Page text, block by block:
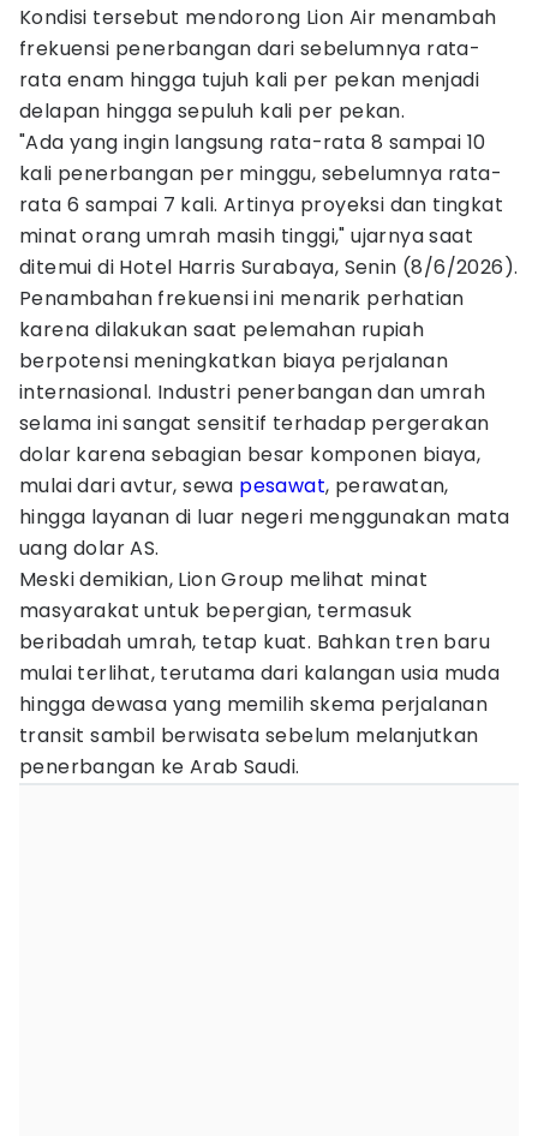
Kondisi tersebut mendorong Lion Air menambah
frekuensi penerbangan dari sebelumnya rata-
rata enam hingga tujuh kali per pekan menjadi
delapan hingga sepuluh kali per pekan.
"Ada yang ingin langsung rata-rata 8 sampai 10
kali penerbangan per minggu, sebelumnya rata-
rata 6 sampai 7 kali. Artinya proyeksi dan tingkat
minat orang umrah masih tinggi," ujarnya saat
ditemui di Hotel Harris Surabaya, Senin (8/6/2026).
Penambahan frekuensi ini menarik perhatian
karena dilakukan saat pelemahan rupiah
berpotensi meningkatkan biaya perjalanan
internasional. Industri penerbangan dan umrah
selama ini sangat sensitif terhadap pergerakan
dolar karena sebagian besar komponen biaya,
mulai dari avtur, sewa pesawat, perawatan,
hingga layanan di luar negeri menggunakan mata
uang dolar AS.
Meski demikian, Lion Group melihat minat
masyarakat untuk bepergian, termasuk
beribadah umrah, tetap kuat. Bahkan tren baru
mulai terlihat, terutama dari kalangan usia muda
hingga dewasa yang memilih skema perjalanan
transit sambil berwisata sebelum melanjutkan
penerbangan ke Arab Saudi.